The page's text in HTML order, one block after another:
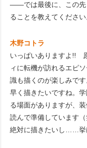
――では最後に、この先
ることを教えてください
木野コトラ
いっぱいありますよ!!
ィに転機が訪れるエピ
識も描くのが楽しみで
早く描きたいですね。
る場面がありますが、
読んで準備しています
絶対に描きたいし……挙